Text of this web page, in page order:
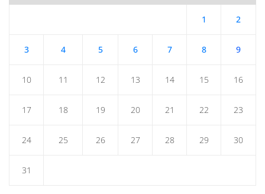
1 2
3 4 5 6 7 8 9
10 11 12 13 14 15 16
17 18 19 20 21 22 23
24 25 26 27 28 29 30
31